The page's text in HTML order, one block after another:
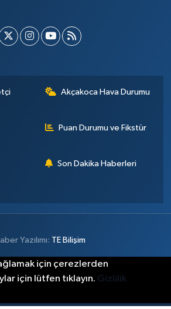
Akçakoca Hava Durumu
Puan Durumu ve Fikstür
Son Dakika Haberleri
Yazılımı: TE Bilişim
için çerezlerden
için lütfen tıklayın. Gizlilik